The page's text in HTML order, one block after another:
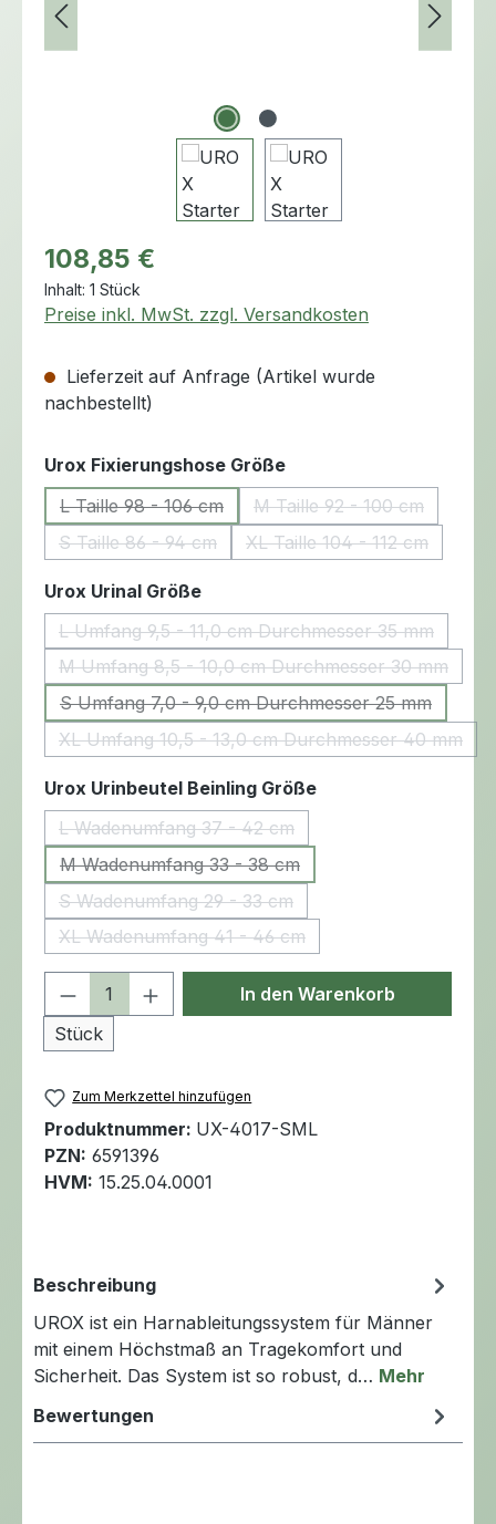
Regulärer Preis:
108,85 €
Inhalt: 1 Stück
Preise inkl. MwSt. zzgl. Versandkosten
Lieferzeit auf Anfrage (Artikel wurde
nachbestellt)
Urox Fixierungshose Größeauswählen
L Taille 98 - 106 cm
(Diese Option ist zurzeit nicht verfügbar.)
M Taille 92 - 100 cm
(Diese Option ist
S Taille 86 - 94 cm
(Diese Option ist zurzeit nicht verfügbar.)
XL Taille 104 - 112 cm
(Diese Option ist
Urox Urinal Größeauswählen
L Umfang 9,5 - 11,0 cm Durchmesser 35 mm
(Diese Option ist zurzeit nicht
M Umfang 8,5 - 10,0 cm Durchmesser 30 mm
(Diese Option ist zurzeit nicht
S Umfang 7,0 - 9,0 cm Durchmesser 25 mm
(Diese Option ist zurzeit nicht
XL Umfang 10,5 - 13,0 cm Durchmesser 40 mm
(Diese Option ist zurzeit nicht
Urox Urinbeutel Beinling Größeauswählen
L Wadenumfang 37 - 42 cm
(Diese Option ist zurzeit nicht verfügbar.)
M Wadenumfang 33 - 38 cm
(Diese Option ist zurzeit nicht verfügbar.)
S Wadenumfang 29 - 33 cm
(Diese Option ist zurzeit nicht verfügbar.)
XL Wadenumfang 41 - 46 cm
(Diese Option ist zurzeit nicht verfügbar.)
Produkt Anzahl: Gib den
Stück
In den Warenkorb
Zum Merkzettel hinzufügen
Produktnummer: UX-4017-SML
PZN: 6591396
HVM: 15.25.04.0001
Beschreibung
UROX ist ein Harnableitungssystem für Männer
mit einem Höchstmaß an Tragekomfort und
Sicherheit. Das System ist so robust, d… Mehr
Bewertungen